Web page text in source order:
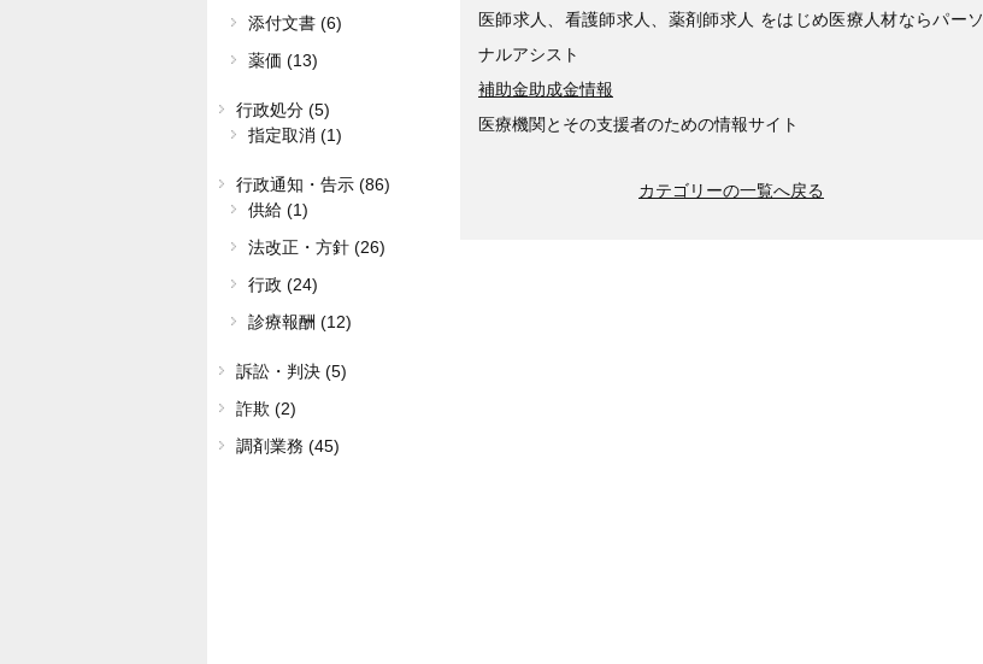
医師求人、看護師求人、薬剤師求人 をはじめ医療人材ならパーソ
ナルアシスト
補助金助成金情報
医療機関とその支援者のための情報サイト
カテゴリーの一覧へ戻る
添付文書 (6)
薬価 (13)
行政処分 (5)
指定取消 (1)
行政通知・告示 (86)
供給 (1)
法改正・方針 (26)
行政 (24)
診療報酬 (12)
訴訟・判決 (5)
詐欺 (2)
調剤業務 (45)